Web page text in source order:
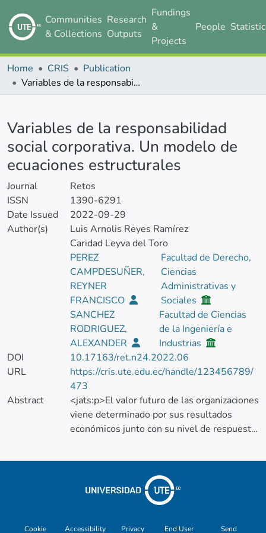
Communities
& Collections
Research
Outputs
Fundings
&
Projects
People
Home CRIS
Publication
Variables de la responsabilidad social corporativa. Un modelo de ecuaciones estructurales
Variables de la responsabilidad
social corporativa. Un modelo de
ecuaciones estructurales
Journal
Retos
ISSN
1390-6291
Date Issued
2022-09-29
Author(s)
Luis Arnolis Reyes Ramírez
Caridad Leyva del Toro
PEREZ
CAMPDESUÑER,
REYNER
FRANCISCO
Facultad de Derecho,
Ciencias
Administrativas y
Sociales
SANCHEZ
RODRIGUEZ,
ALEXANDER
Facultad de Ciencias
de la Ingeniería e
Industrias
DOI
10.17163/ret.n24.2022.06
URL
https://cris.ute.edu.ec/handle/123456789/
473
Abstract
<jats:p>El valor futuro de las organizaciones
viene determinado por sus resultados
económicos junto con su nivel de respuesta
grupos de interés, así como por el tipo de
el que se desenvuelve e influye. Así,
alcanzar altos niveles de responsabilidad
necesidad para el éxito empresarial. Este
Cookie Accessibility Privacy End User Send